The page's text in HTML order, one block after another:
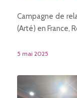
Campagne de
(Arté) en France,
5 mai 2025